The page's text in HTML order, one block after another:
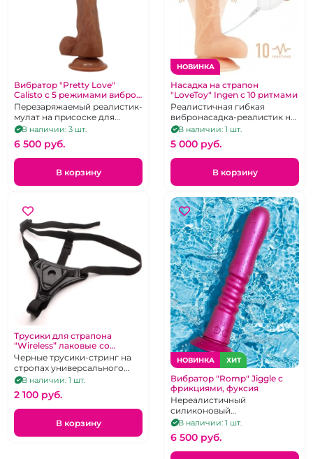
Вибратор "Pretty Love"
Calisto с 5 режимами вибро,
вращения и фрикций на USB
Перезаряжаемый реалистик-
мулат на присоске для
глубокой 3D-стимуляции из
супер мягкого TPR
В наличии: 3 шт.
6 500 pуб.
В корзину
НОВИНКА
Насадка на страпон
"LoveToy" Ingen с 10 ритмами
Реалистичная гибкая
вибронасадка-реалистик на
присоске из нежного TPE с
проводным пультом
В наличии: 1 шт.
5 000 pуб.
В корзину
Трусики для страпона
“Wireless” лаковые со
штырьком
Черные трусики-стринг на
стропах универсального
размера с резьбовым
коннектором для насадок
В наличии: 1 шт.
2 100 pуб.
В корзину
НОВИНКА ХИТ
Вибратор "Romp" Jiggle с
фрикциями, фуксия
Нереалистичный
силиконовый
вибростимулятор с
поступательными
движениями и ребрышками,
на присоске
В наличии: 1 шт.
6 500 pуб.